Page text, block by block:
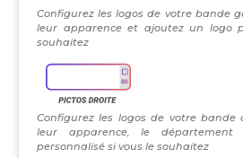
Configurez les logos de votre bande
leur apparence et ajoutez un logo
souhaitez
Configurez les logos de votre bande
leur apparence, le
personnalisé si vous le souhaitez